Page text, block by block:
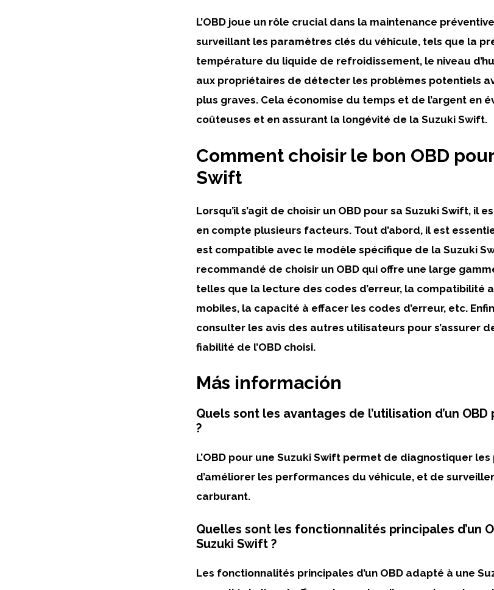
L’OBD joue un rôle crucial dans la maintenance préventive
surveillant les paramètres clés du véhicule, tels que la
température du liquide de refroidissement, le niveau
aux propriétaires de détecter les problèmes potentiels
plus graves. Cela économise du temps et de l’argent en
coûteuses et en assurant la longévité de la Suzuki Swift.
Comment choisir le bon OBD
Swift
Lorsqu’il s’agit de choisir un OBD pour sa Suzuki Swift, il
en compte plusieurs facteurs. Tout d’abord, il est
est compatible avec le modèle spécifique de la Suzuki
recommandé de choisir un OBD qui offre une large
telles que la lecture des codes d’erreur, la compatibilité
mobiles, la capacité à effacer les codes d’erreur, etc.
consulter les avis des autres utilisateurs pour s’assurer
fiabilité de l’OBD choisi.
Más información
Quels sont les avantages de l’utilisation d’un
?
L’OBD pour une Suzuki Swift permet de diagnostiquer les
d’améliorer les performances du véhicule, et de
carburant.
Quelles sont les fonctionnalités principales d’un
Suzuki Swift ?
Les fonctionnalités principales d’un OBD adapté à une